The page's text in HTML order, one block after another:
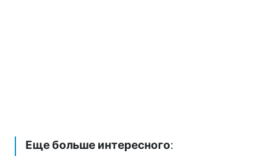
Еще больше интересного: